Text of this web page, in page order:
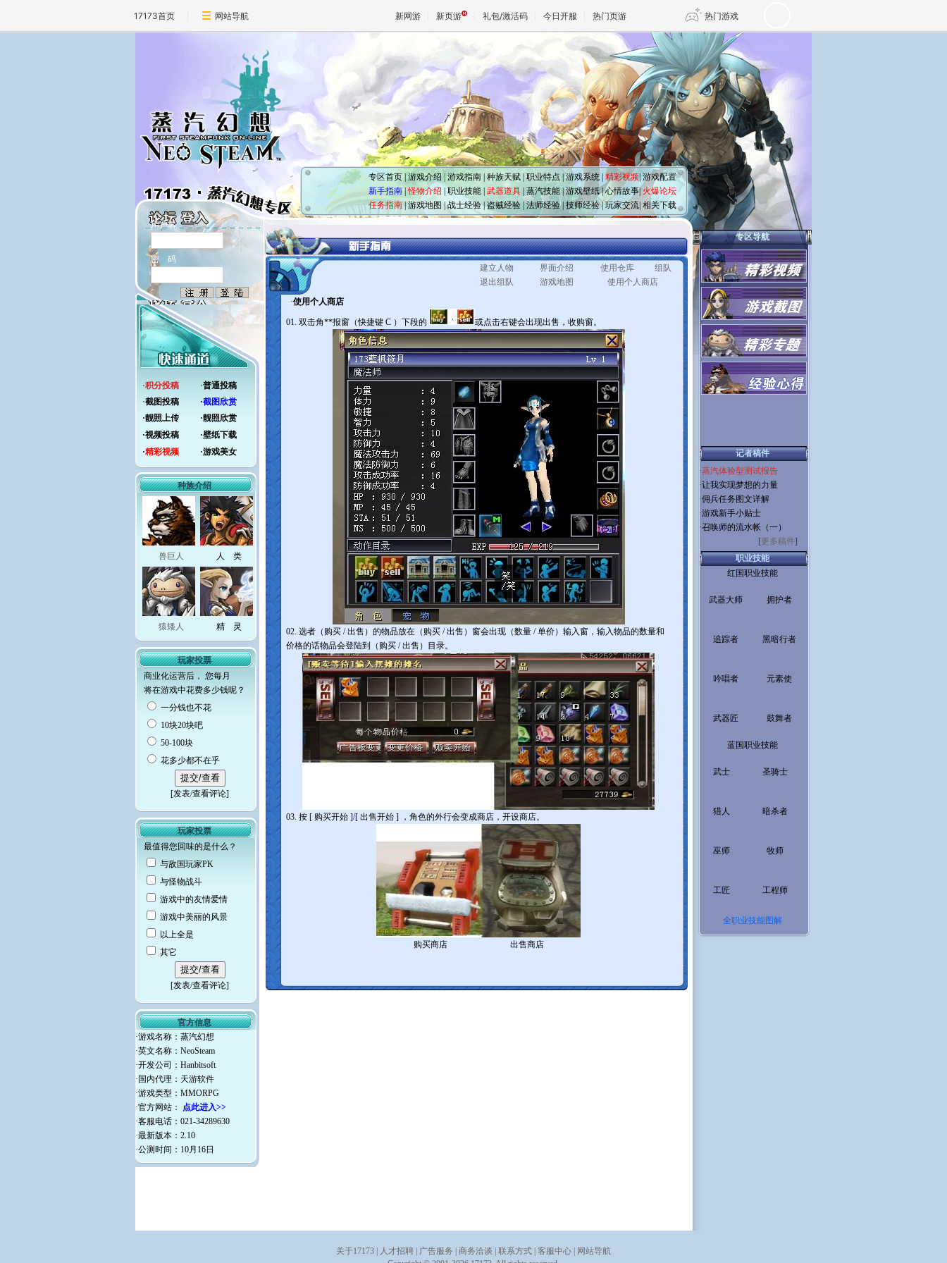
17173首页 网站导航 新网游 新页游 礼包/激活码 今日开服 热门页游 热门游戏
魔兽 DNF 传奇4
天堂 剑网3旗舰版 新天龙八部
王权与自由 诛仙世界 仙剑世界
专区首页| 游戏介绍 |游戏指南 种族天赋 职业特点|游戏系统|精彩视频|游戏配置
新手指南 |怪物介绍 职业技能 武器道具 蒸汽技能|游戏壁纸|心情故事| 火爆论坛
任务指南|游戏地图 |战士经验|盗贼经验| 法师经验| 技师经验|玩家交流 相关下载
用户名
密 码
·积分投稿 ·普通投稿
·截图投稿 ·截图欣赏
·靓照上传 ·靓照欣赏
·视频投稿 ·壁纸下载
·精彩视频 ·游戏美女
种族介绍
兽巨人 人 类
猿矮人 精 灵
玩家投票
商业化运营后， 您每月
将在游戏中花费多少钱呢？
一分钱也不花
10块20块吧
50-100块
花多少都不在乎
[发表/查看评论]
玩家投票
最值得您回味的是什么？
与敌国玩家PK
与怪物战斗
游戏中的友情爱情
游戏中美丽的风景
以上全是
其它
[发表/查看评论]
官方信息
·游戏名称：蒸汽幻想
·英文名称：NeoSteam
·开发公司：Hanbitsoft
·国内代理：天游软件
·游戏类型：MMORPG
·官方网站： 点此进入>>
·客服电话：021-34289630
·最新版本：2.10
·公测时间：10月16日
建立人物 界面介绍 使用仓库
组队
退出组队
游戏地图
使用个人商店
·使用个人商店
01. 双击角**报窗（快捷键 C ）下段的 或点击右键会出现出售，收购窗。
02. 选者（购买 / 出售）的物品放在（购买 / 出售）窗会出现（数量 / 单价）输入窗，输入物品的数量和
价格的话物品会登陆到（购买 / 出售）目录。
03. 按 [ 购买开始 ]/[ 出售开始 ] ，角色的外行会变成商店，开设商店。
购买商店 出售商店
专区导航
记者稿件
·蒸汽体验型测试报告
·让我实现梦想的力量
·佣兵任务图文详解
·游戏新手小贴士
·召唤师的流水帐（一）
[更多稿件]
职业技能
红国职业技能
武器大师 拥护者
追踪者 黑暗行者
吟唱者 元素使
武器匠 鼓舞者
蓝国职业技能
武士 圣骑士
猎人 暗杀者
巫师 牧师
工匠 工程师
全职业技能图解
关于17173 人才招聘 广告服务 商务洽谈 联系方式 客服中心
网站导航